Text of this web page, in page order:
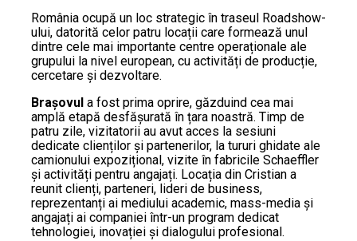
România ocupă un loc strategic în traseul Roadshow-
ului, datorită celor patru locații care formează unul
dintre cele mai importante centre operaționale ale
grupului la nivel european, cu activități de producție,
cercetare și dezvoltare.
Brașovul a fost prima oprire, găzduind cea mai
amplă etapă desfășurată în țara noastră. Timp de
patru zile, vizitatorii au avut acces la sesiuni
dedicate clienților și partenerilor, la tururi ghidate ale
camionului expozițional, vizite în fabricile Schaeffler
și activități pentru angajați. Locația din Cristian a
reunit clienți, parteneri, lideri de business,
reprezentanți ai mediului academic, mass-media și
angajați ai companiei într-un program dedicat
tehnologiei, inovației și dialogului profesional.